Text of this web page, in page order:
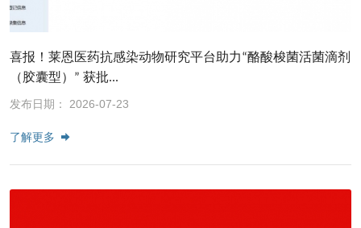
喜报！莱恩医药抗感染动物研究平台助力“酪酸梭菌活菌滴剂
（胶囊型）” 获批...
发布日期： 2026-07-23
了解更多